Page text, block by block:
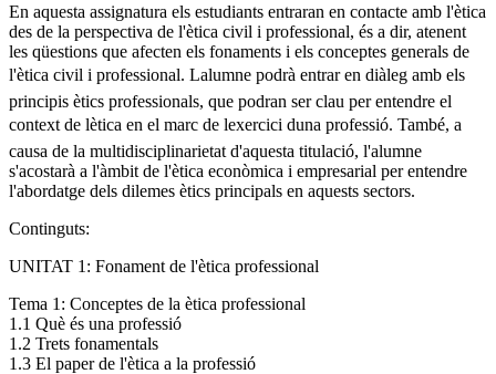
En aquesta assignatura els estudiants entraran en contacte amb l'ètica
des de la perspectiva de l'ètica civil i professional, és a dir, atenent
les qüestions que afecten els fonaments i els conceptes generals de
l'ètica civil i professional. Lalumne podrà entrar en diàleg amb els
principis ètics professionals, que podran ser clau per entendre el
context de lètica en el marc de lexercici duna professió. També, a
causa de la multidisciplinarietat d'aquesta titulació, l'alumne
s'acostarà a l'àmbit de l'ètica econòmica i empresarial per entendre
l'abordatge dels dilemes ètics principals en aquests sectors.
Continguts:
UNITAT 1: Fonament de l'ètica professional
Tema 1: Conceptes de la ètica professional
1.1 Què és una professió
1.2 Trets fonamentals
1.3 El paper de l'ètica a la professió